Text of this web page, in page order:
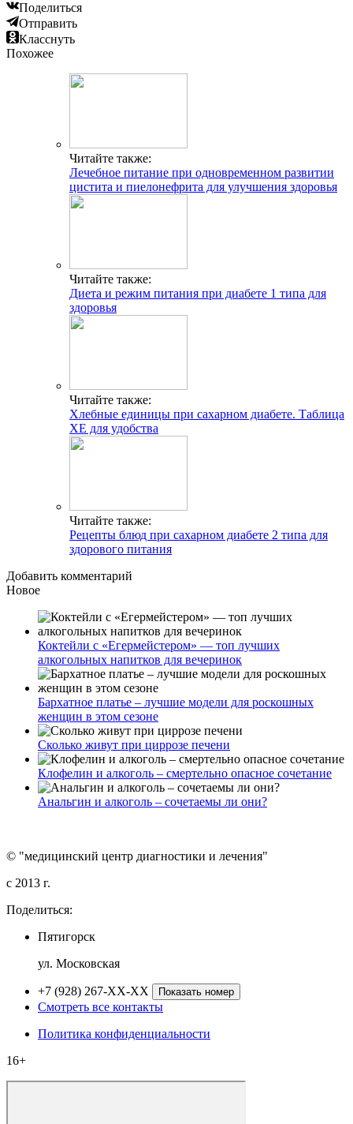
Поделиться
Отправить
Класснуть
Похожее
Читайте также:
Лечебное питание при одновременном развитии
цистита и пиелонефрита для улучшения здоровья
Читайте также:
Диета и режим питания при диабете 1 типа для
здоровья
Читайте также:
Хлебные единицы при сахарном диабете. Таблица
ХЕ для удобства
Читайте также:
Рецепты блюд при сахарном диабете 2 типа для
здорового питания
Добавить комментарий
Новое
Коктейли с «Егермейстером» — топ лучших
алкогольных напитков для вечеринок
Бархатное платье – лучшие модели для роскошных
женщин в этом сезоне
Сколько живут при циррозе печени
Клофелин и алкоголь – смертельно опасное сочетание
Анальгин и алкоголь – сочетаемы ли они?
© "медицинский центр диагностики и лечения"
c 2013 г.
Поделиться:
Пятигорск
ул. Московская
+7 (928) 267-XX-XX Показать номер
Смотреть все контакты
Политика конфиденциальности
16+